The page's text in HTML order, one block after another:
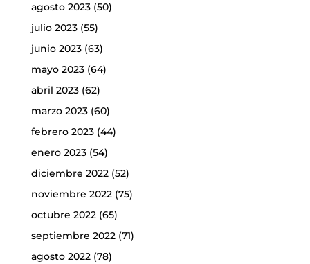
agosto 2023(50)
julio 2023(55)
junio 2023(63)
mayo 2023(64)
abril 2023(62)
marzo 2023(60)
febrero 2023(44)
enero 2023(54)
diciembre 2022(52)
noviembre 2022(75)
octubre 2022(65)
septiembre 2022(71)
agosto 2022(78)